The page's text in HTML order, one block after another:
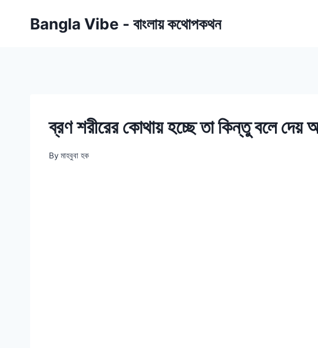
Bangla Vibe - বাংলায় কথোপকথন
ব্রণ শরীরের কোথায় হচ্ছে তা কিন্তু বলে
By মাহবুবা হক